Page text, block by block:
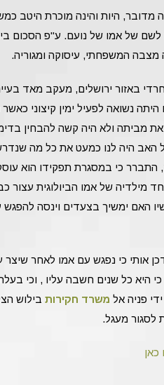
היות והינה מוכרת היטב
של אמו של נועם. ע"פ הסכום
המשפחתי, עיסוקה ומגוריה.
באזור ירושלים, מעקב מאד
מביתה ולא היה קשה להבחין
האב היה לנו כמעט את כל מה
כי במסגרת תפקידו הוא
מילדיה של אמו הביולוגית עצור
האם ימשיך בצעדים וינסה
אותי כי נפגש עם אמו לאחר
היא כל שנים חשבה עליו , וכי
פניה אל משרד חקירות בילוש
לסגור מעגל.
כאן